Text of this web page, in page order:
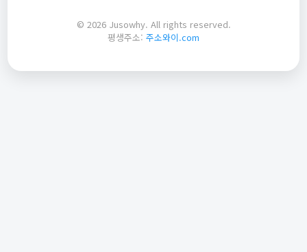
© 2026 Jusowhy. All rights reserved.
평생주소: 주소와이.com